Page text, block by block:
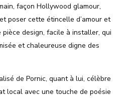
façon Hollywood glamour,
poser cette étincelle d’amour et
pièce design, facile à installer, qui
et chaleureuse digne des
de Pornic, quant à lui, célèbre
local avec une touche de poésie